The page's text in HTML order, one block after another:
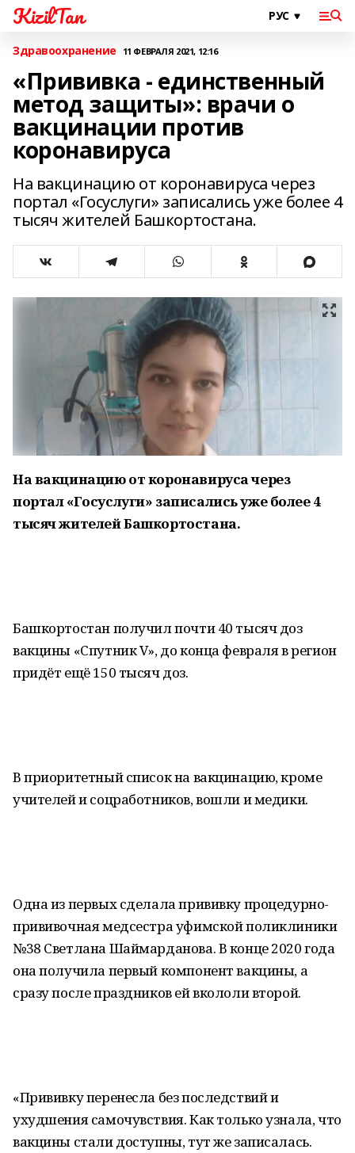
KizilTan
Здравоохранение 11 ФЕВРАЛЯ 2021, 12:16
«Прививка - единственный
метод защиты»: врачи о
вакцинации против
коронавируса
На вакцинацию от коронавируса через
портал «Госуслуги» записались уже более 4
тысяч жителей Башкортостана.
На вакцинацию от коронавируса через
портал «Госуслуги» записались уже более 4
тысяч жителей Башкортостана.
Башкортостан получил почти 40 тысяч доз
вакцины «Спутник V», до конца февраля в регион
придёт ещё 150 тысяч доз.
В приоритетный список на вакцинацию, кроме
учителей и соцработников, вошли и медики.
Одна из первых сделала прививку процедурно-
прививочная медсестра уфимской поликлиники
№38 Светлана Шаймарданова. В конце 2020 года
она получила первый компонент вакцины, а
сразу после праздников ей вкололи второй.
«Прививку перенесла без последствий и
ухудшения самочувствия. Как только узнала, что
вакцины стали доступны, тут же записалась.